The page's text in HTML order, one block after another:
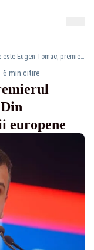
Cine este Eugen Tomac, premierul desemnat de Nicușor Dan. Din Basarabia la vârful politicii europene
6 min citire
europene